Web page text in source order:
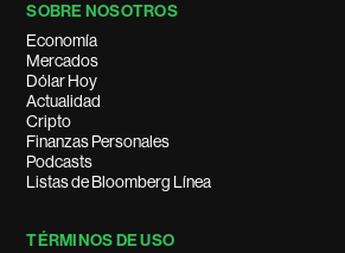
SOBRE NOSOTROS
Economía
Mercados
Dólar Hoy
Actualidad
Cripto
Finanzas Personales
Podcasts
Listas de Bloomberg Línea
TÉRMINOS DE USO